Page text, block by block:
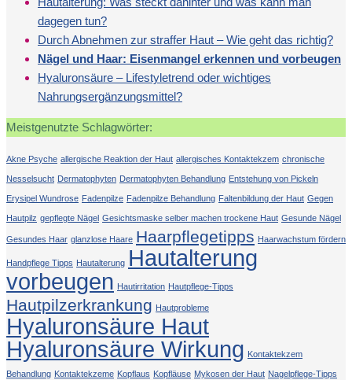
dagegen tun?
Durch Abnehmen zur straffer Haut – Wie geht das richtig?
Nägel und Haar: Eisenmangel erkennen und vorbeugen
Hyaluronsäure – Lifestyletrend oder wichtiges
Nahrungsergänzungsmittel?
Meistgenutzte Schlagwörter:
Akne Psyche allergische Reaktion der Haut allergisches Kontaktekzem chronische
Nesselsucht Dermatophyten Dermatophyten Behandlung Entstehung von Pickeln
Erysipel Wundrose Fadenpilze Fadenpilze Behandlung Faltenbildung der Haut Gegen
Hautpilz gepflegte Nägel Gesichtsmaske selber machen trockene Haut Gesunde Nägel
Gesundes Haar glanzlose Haare Haarpflegetipps Haarwachstum fördern
Handpflege Tipps Hautalterung Hautalterung
vorbeugen Hautirritation Hautpflege-Tipps
Hautpilzerkrankung Hautprobleme
Hyaluronsäure Haut
Hyaluronsäure Wirkung Kontaktekzem
Behandlung Kontaktekzeme Kopflaus Kopfläuse Mykosen der Haut Nagelpflege-Tipps